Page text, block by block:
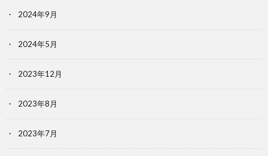
2024年9月
2024年5月
2023年12月
2023年8月
2023年7月